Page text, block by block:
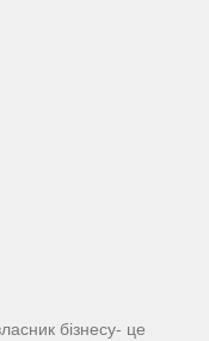
бізнесу- це